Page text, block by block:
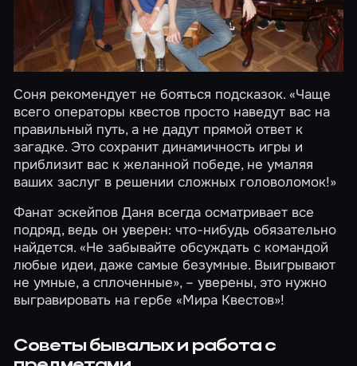
Соня рекомендует не бояться подсказок. «Чаще
всего операторы квестов просто наведут вас на
правильный путь, а не дадут прямой ответ к
загадке. Это сохранит динамичность игры и
приблизит вас к желанной победе, не умаляя
ваших заслуг в решении сложных головоломок!»
Фанат эскейпов Даня всегда осматривает все
подряд, ведь он уверен: что-нибудь обязательно
найдется. «Не забывайте обсуждать с командой
любые идеи, даже самые безумные. Выигрывают
не умные, а сплоченные», – уверены, это нужно
выгравировать на гербе «Мира Квестов»!
Советы бывалых и работа с